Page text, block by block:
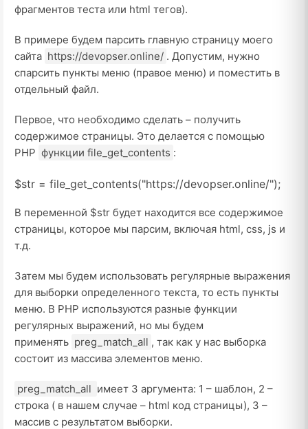
фрагментов теста или html тегов).
В примере будем парсить главную страницу моего
сайта https://devopser.online/ . Допустим, нужно
спарсить пункты меню (правое меню) и поместить в
отдельный файл.
Первое, что необходимо сделать – получить
содержимое страницы. Это делается с помощью
PHP функции file_get_contents :
$str = file_get_contents("https://devopser.online/");
В переменной $str будет находится все содержимое
страницы, которое мы парсим, включая html, css, js и
т.д.
Затем мы будем использовать регулярные выражения
для выборки определенного текста, то есть пункты
меню. В PHP используются разные функции
регулярных выражений, но мы будем
применять preg_match_all , так как у нас выборка
состоит из массива элементов меню.
preg_match_all имеет 3 аргумента: 1 – шаблон, 2 –
строка ( в нашем случае – html код страницы), 3 –
массив с результатом выборки.